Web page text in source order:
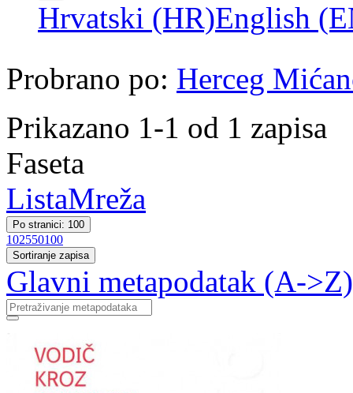
Hrvatski (HR)English
Probrano po: Herceg
Prikazano 1-1 od 1 zapisa
Faseta
ListaMreža
Po stranici: 100
102550100
Sortiranje zapisa
Glavni metapodatak (A->Z)